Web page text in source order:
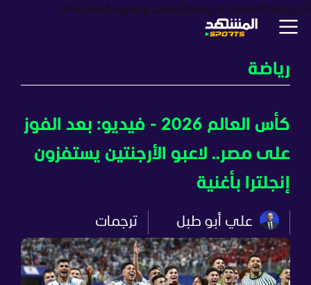
أخبار برامجالمشهد سبورتسالمشهد بزنسبودكاستترندات
رياضة
كأس العالم 2026 - فيديو: بعد الفوز
على مصر.. لاعبو الأرجنتين يستفزون
إنجلترا بأغنية
علي أبو طبل ترجمات